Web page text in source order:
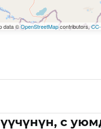
data ©OpenStreetMapcontributors,
с